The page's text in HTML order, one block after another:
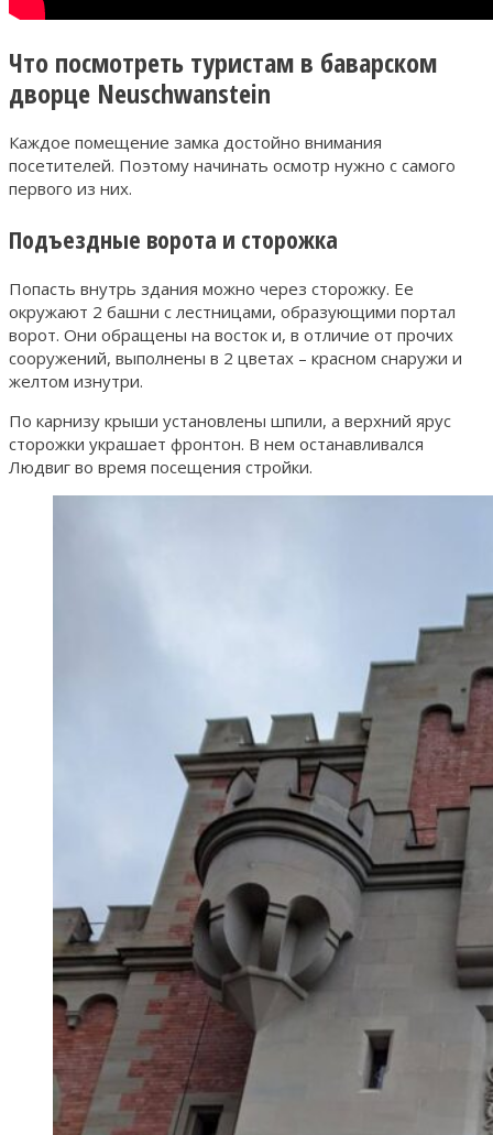
Что посмотреть туристам в баварском
дворце Neuschwanstein
Каждое помещение замка достойно внимания
посетителей. Поэтому начинать осмотр нужно с самого
первого из них.
Подъездные ворота и сторожка
Попасть внутрь здания можно через сторожку. Ее
окружают 2 башни с лестницами, образующими портал
ворот. Они обращены на восток и, в отличие от прочих
сооружений, выполнены в 2 цветах – красном снаружи и
желтом изнутри.
По карнизу крыши установлены шпили, а верхний ярус
сторожки украшает фронтон. В нем останавливался
Людвиг во время посещения стройки.